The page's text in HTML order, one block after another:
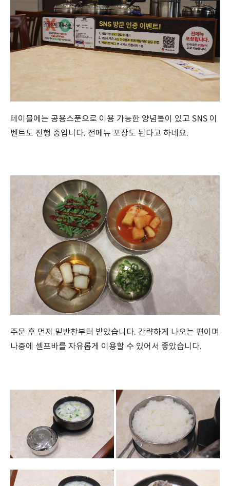
테이블에는 공용스푼으로 이용 가능한 양념통이 있고 SNS 이
벤트도 진행 중입니다. 전메뉴 포장도 된다고 하네요.
주문 후 먼저 밑반찬부터 받았습니다. 간략하게 나오는 편이며
나중에 셀프바를 자유롭게 이용할 수 있어서 좋았습니다.